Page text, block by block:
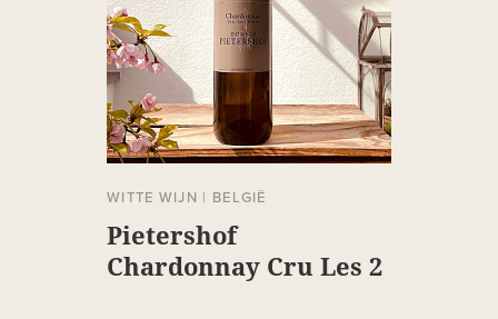
WITTE WIJN | BELGIË
Pietershof
Chardonnay Cru Les 2